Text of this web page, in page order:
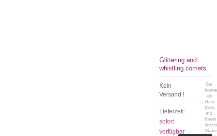
Glittering and
whistling comets
Kein
Versand !
Lieferzeit:
sofort
verfügbar
Sie
als
Gast
(bzw.
mit
Ihrem